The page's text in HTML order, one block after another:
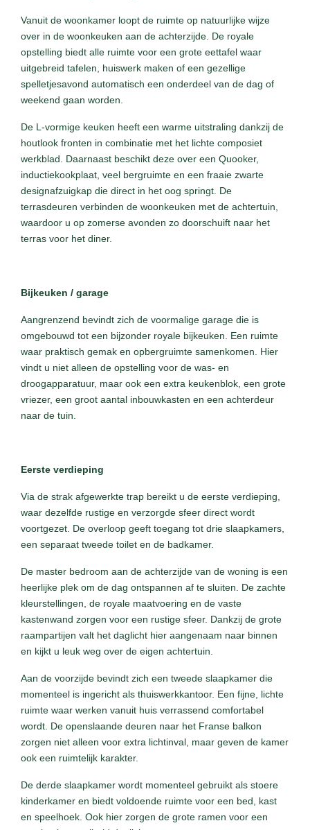
Vanuit de woonkamer loopt de ruimte op natuurlijke wijze
over in de woonkeuken aan de achterzijde. De royale
opstelling biedt alle ruimte voor een grote eettafel waar
uitgebreid tafelen, huiswerk maken of een gezellige
spelletjesavond automatisch een onderdeel van de dag of
weekend gaan worden.
De L-vormige keuken heeft een warme uitstraling dankzij de
houtlook fronten in combinatie met het lichte composiet
werkblad. Daarnaast beschikt deze over een Quooker,
inductiekookplaat, veel bergruimte en een fraaie zwarte
designafzuigkap die direct in het oog springt. De
terrasdeuren verbinden de woonkeuken met de achtertuin,
waardoor u op zomerse avonden zo doorschuift naar het
terras voor het diner.
Bijkeuken / garage
Aangrenzend bevindt zich de voormalige garage die is
omgebouwd tot een bijzonder royale bijkeuken. Een ruimte
waar praktisch gemak en opbergruimte samenkomen. Hier
vindt u niet alleen de opstelling voor de was- en
droogapparatuur, maar ook een extra keukenblok, een grote
vriezer, een groot aantal inbouwkasten en een achterdeur
naar de tuin.
Eerste verdieping
Via de strak afgewerkte trap bereikt u de eerste verdieping,
waar dezelfde rustige en verzorgde sfeer direct wordt
voortgezet. De overloop geeft toegang tot drie slaapkamers,
een separaat tweede toilet en de badkamer.
De master bedroom aan de achterzijde van de woning is een
heerlijke plek om de dag ontspannen af te sluiten. De zachte
kleurstellingen, de royale maatvoering en de vaste
kastenwand zorgen voor een rustige sfeer. Dankzij de grote
raampartijen valt het daglicht hier aangenaam naar binnen
en kijkt u leuk weg over de eigen achtertuin.
Aan de voorzijde bevindt zich een tweede slaapkamer die
momenteel is ingericht als thuiswerkkantoor. Een fijne, lichte
ruimte waar werken vanuit huis verrassend comfortabel
wordt. De openslaande deuren naar het Franse balkon
zorgen niet alleen voor extra lichtinval, maar geven de kamer
ook een ruimtelijk karakter.
De derde slaapkamer wordt momenteel gebruikt als stoere
kinderkamer en biedt voldoende ruimte voor een bed, kast
en speelhoek. Ook hier zorgen de grote ramen voor een